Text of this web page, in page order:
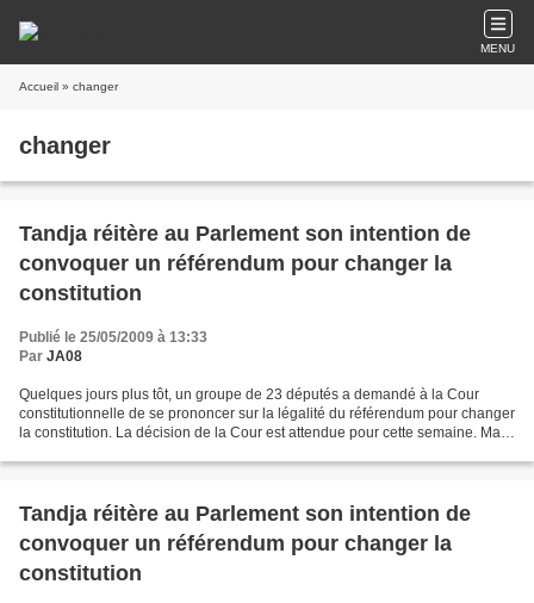
MENU
Accueil » changer
changer
Tandja réitère au Parlement son intention de
convoquer un référendum pour changer la
constitution
Publié le 25/05/2009 à 13:33
Par JA08
Quelques jours plus tôt, un groupe de 23 députés a demandé à la Cour
constitutionnelle de se prononcer sur la légalité du référendum pour changer
la constitution. La décision de la Cour est attendue pour cette semaine. Mais,
Tandja réitère au Parlement son intention de
convoquer un référendum pour changer la
constitution